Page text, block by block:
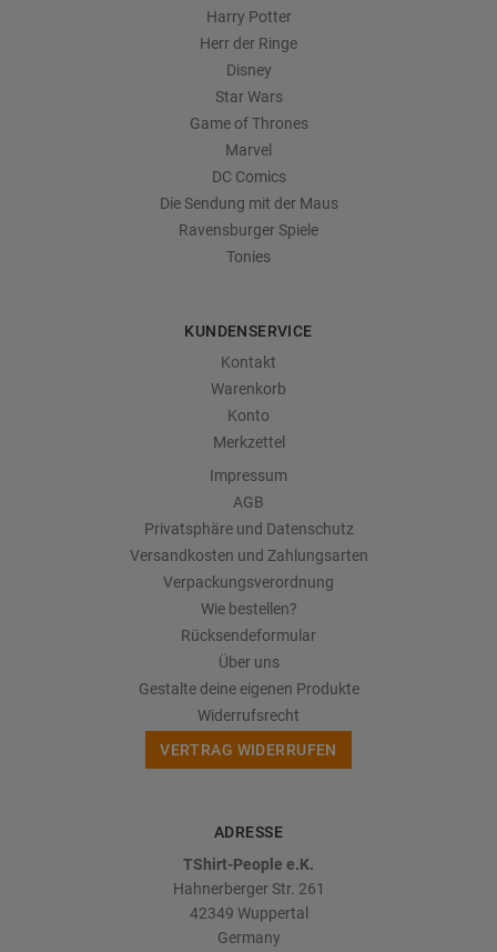
Harry Potter
Herr der Ringe
Disney
Star Wars
Game of Thrones
Marvel
DC Comics
Die Sendung mit der Maus
Ravensburger Spiele
Tonies
KUNDENSERVICE
Kontakt
Warenkorb
Konto
Merkzettel
Impressum
AGB
Privatsphäre und Datenschutz
Versandkosten und Zahlungsarten
Verpackungsverordnung
Wie bestellen?
Rücksendeformular
Über uns
Gestalte deine eigenen Produkte
Widerrufsrecht
VERTRAG WIDERRUFEN
ADRESSE
TShirt-People e.K.
Hahnerberger Str. 261
42349 Wuppertal
Germany